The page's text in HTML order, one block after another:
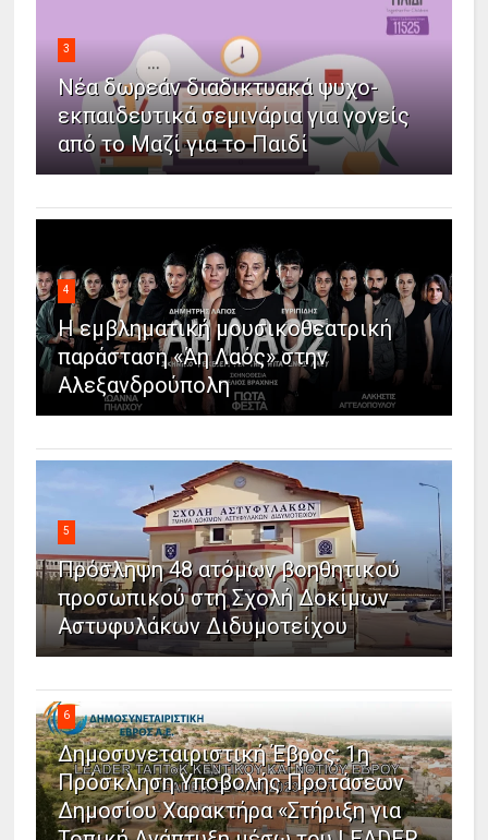
3
Νέα δωρεάν διαδικτυακά ψυχο-
εκπαιδευτικά σεμινάρια για γονείς
από το Μαζί για το Παιδί
4
Η εμβληματική μουσικοθεατρική
παράσταση «Άη Λαός» στην
Αλεξανδρούπολη
5
Πρόσληψη 48 ατόμων βοηθητικού
προσωπικού στη Σχολή Δοκίμων
Αστυφυλάκων Διδυμοτείχου
6
Δημοσυνεταιριστική Έβρος: 1η
Πρόσκληση Υποβολής Προτάσεων
Δημοσίου Χαρακτήρα «Στήριξη για